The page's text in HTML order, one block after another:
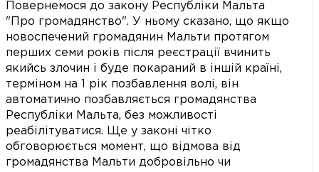
Повернемося до закону Республіки Мальта
"Про громадянство". У ньому сказано, що якщо
новоспечений громадянин Мальти протягом
перших семи років після реєстрації вчинить
якийсь злочин і буде покараний в іншій країні,
терміном на 1 рік позбавлення волі, він
автоматично позбавляється громадянства
Республіки Мальта, без можливості
реабілітуватися. Ще у законі чітко
обговорюється момент, що відмова від
громадянства Мальти добровільно чи